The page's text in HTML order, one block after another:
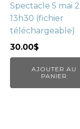
Spectacle 5 mai
13h30 (fichier
téléchargeable)
30.00$
AJOUTER AU
PANIER